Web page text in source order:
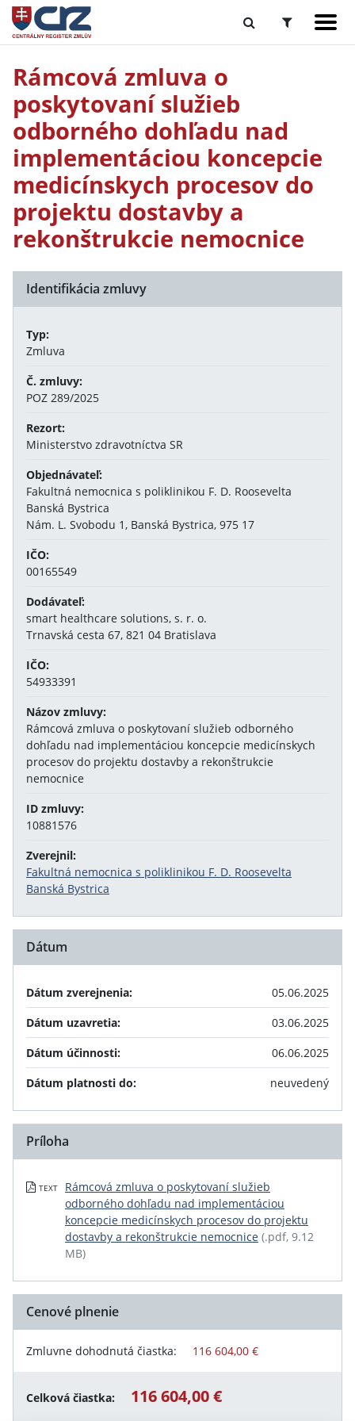
Rámcová zmluva o
poskytovaní služieb
odborného dohľadu nad
implementáciou koncepcie
medicínskych procesov do
projektu dostavby a
rekonštrukcie nemocnice
Identifikácia zmluvy
Typ:
Zmluva
Č. zmluvy:
POZ 289/2025
Rezort:
Ministerstvo zdravotníctva SR
Objednávateľ:
Fakultná nemocnica s poliklinikou F. D. Roosevelta
Banská Bystrica
Nám. L. Svobodu 1, Banská Bystrica, 975 17
IČO:
00165549
Dodávateľ:
smart healthcare solutions, s. r. o.
Trnavská cesta 67, 821 04 Bratislava
IČO:
54933391
Názov zmluvy:
Rámcová zmluva o poskytovaní služieb odborného
dohľadu nad implementáciou koncepcie medicínskych
procesov do projektu dostavby a rekonštrukcie
nemocnice
ID zmluvy:
10881576
Zverejnil:
Fakultná nemocnica s poliklinikou F. D. Roosevelta
Banská Bystrica
Dátum
Dátum zverejnenia:
05.06.2025
Dátum uzavretia:
03.06.2025
Dátum účinnosti:
06.06.2025
Dátum platnosti do:
neuvedený
Príloha
TEXT
Rámcová zmluva o poskytovaní služieb
odborného dohľadu nad implementáciou
koncepcie medicínskych procesov do projektu
dostavby a rekonštrukcie nemocnice (.pdf, 9.12
MB)
Cenové plnenie
Zmluvne dohodnutá čiastka: 116 604,00 €
Celková čiastka: 116 604,00 €